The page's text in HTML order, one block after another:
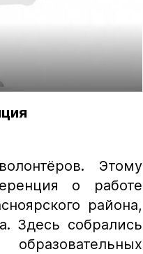
Этому
о работе
района,
Здесь собрались